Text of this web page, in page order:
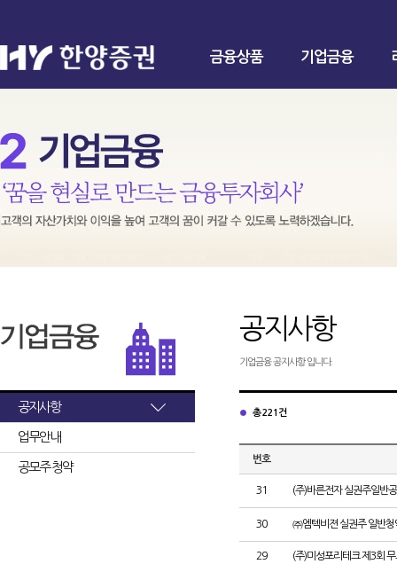
금융상품 기업금융
공지사항
업무안내
공모주 청약
공지사항
기업금융 공지사항 입니다.
총 221건
번호
31 (주)바른전자 실권주일반
30 ㈜엠텍비젼 실권주 일반청
29 (주)미성포리테크 제3회